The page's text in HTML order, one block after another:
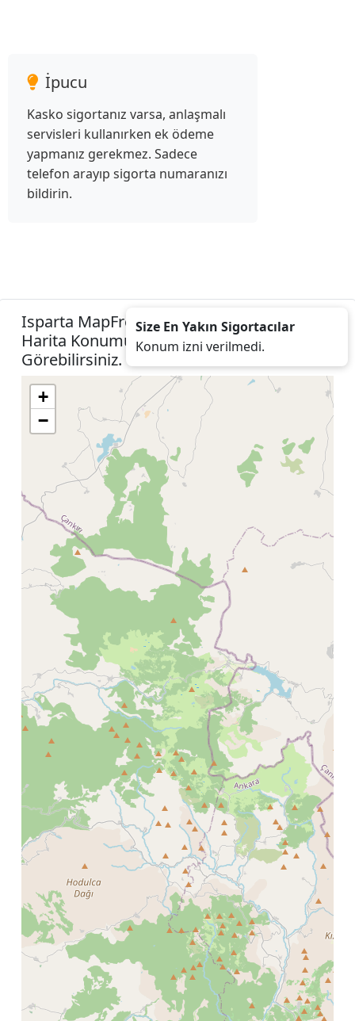
İpucu
Kasko sigortanız varsa, anlaşmalı
servisleri kullanırken ek ödeme
yapmanız gerekmez. Sadece
telefon arayıp sigorta numaranızı
bildirin.
Isparta MapFre Sigorta Acenteleri Listesini
Harita Konumunuza İzin Vererek
Görebilirsiniz.
+
−
Size En Yakın Sigortacılar
Konum izni verilmedi.